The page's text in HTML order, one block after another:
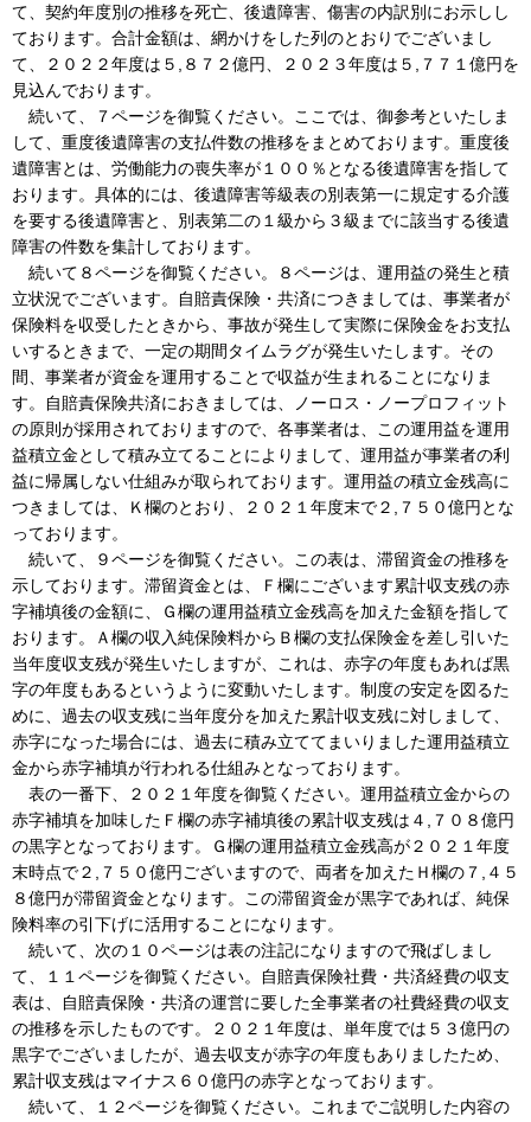
て、契約年度別の推移を死亡、後遺障害、傷害の内訳別にお示しし
ております。合計金額は、網かけをした列のとおりでございまし
て、２０２２年度は５,８７２億円、２０２３年度は５,７７１億円を
見込んでおります。
続いて、７ページを御覧ください。ここでは、御参考といたしま
して、重度後遺障害の支払件数の推移をまとめております。重度後
遺障害とは、労働能力の喪失率が１００％となる後遺障害を指して
おります。具体的には、後遺障害等級表の別表第一に規定する介護
を要する後遺障害と、別表第二の１級から３級までに該当する後遺
障害の件数を集計しております。
続いて８ページを御覧ください。８ページは、運用益の発生と積
立状況でございます。自賠責保険・共済につきましては、事業者が
保険料を収受したときから、事故が発生して実際に保険金をお支払
いするときまで、一定の期間タイムラグが発生いたします。その
間、事業者が資金を運用することで収益が生まれることになりま
す。自賠責保険共済におきましては、ノーロス・ノープロフィット
の原則が採用されておりますので、各事業者は、この運用益を運用
益積立金として積み立てることによりまして、運用益が事業者の利
益に帰属しない仕組みが取られております。運用益の積立金残高に
つきましては、Ｋ欄のとおり、２０２１年度末で２,７５０億円とな
っております。
続いて、９ページを御覧ください。この表は、滞留資金の推移を
示しております。滞留資金とは、Ｆ欄にございます累計収支残の赤
字補填後の金額に、Ｇ欄の運用益積立金残高を加えた金額を指して
おります。Ａ欄の収入純保険料からＢ欄の支払保険金を差し引いた
当年度収支残が発生いたしますが、これは、赤字の年度もあれば黒
字の年度もあるというように変動いたします。制度の安定を図るた
めに、過去の収支残に当年度分を加えた累計収支残に対しまして、
赤字になった場合には、過去に積み立ててまいりました運用益積立
金から赤字補填が行われる仕組みとなっております。
表の一番下、２０２１年度を御覧ください。運用益積立金からの
赤字補填を加味したＦ欄の赤字補填後の累計収支残は４,７０８億円
の黒字となっております。Ｇ欄の運用益積立金残高が２０２１年度
末時点で２,７５０億円ございますので、両者を加えたＨ欄の７,４５
８億円が滞留資金となります。この滞留資金が黒字であれば、純保
険料率の引下げに活用することになります。
続いて、次の１０ページは表の注記になりますので飛ばしまし
て、１１ページを御覧ください。自賠責保険社費・共済経費の収支
表は、自賠責保険・共済の運営に要した全事業者の社費経費の収支
の推移を示したものです。２０２１年度は、単年度では５３億円の
黒字でございましたが、過去収支が赤字の年度もありましたため、
累計収支残はマイナス６０億円の赤字となっております。
続いて、１２ページを御覧ください。これまでご説明した内容の